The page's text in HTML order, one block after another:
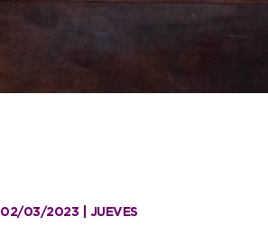
02/03/2023 | JUEVES